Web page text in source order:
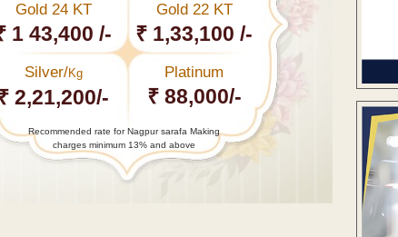
Gold 24 KT
1 43,400 /-
Gold 22 KT
₹ 1,33,100 /-
Silver/Kg
2,21,200/-
Platinum
₹ 88,000/-
Recommended rate for Nagpur sarafa Making
charges minimum 13% and above